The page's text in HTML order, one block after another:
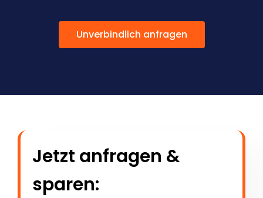
Unverbindlich anfragen
Jetzt anfragen &
sparen: